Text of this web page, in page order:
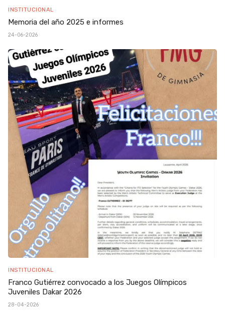
INSTITUCIONAL
Memoria del año 2025 e informes
24-06-2026
INSTITUCIONAL
Franco Gutiérrez convocado a los Juegos Olímpicos
Juveniles Dakar 2026
28-04-2026